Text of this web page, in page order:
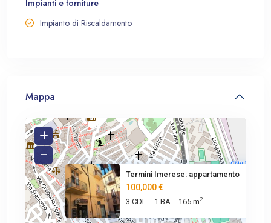
Impianti e forniture
Impianto di Riscaldamento
Mappa
Termini Imerese: appartamento
100,000 €
3 CDL 1 BA 165 m2